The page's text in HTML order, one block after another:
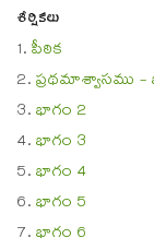
శీర్షికలు
పీఠిక
ప్రథమాశ్వాసము -
భాగం 2
భాగం 3
భాగం 4
భాగం 5
భాగం 6